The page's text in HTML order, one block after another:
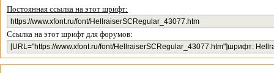
Постоянная ссылка на этот шрифт:
Ссылка на этот шрифт для форумов: